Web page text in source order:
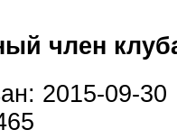
член
2015-09-30